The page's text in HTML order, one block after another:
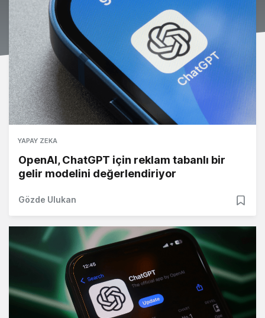
YAPAY ZEKA
OpenAI, ChatGPT için reklam tabanlı bir
gelir modelini değerlendiriyor
Gözde Ulukan